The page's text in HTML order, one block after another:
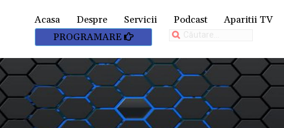
Acasa Despre Servicii Podcast Aparitii TV
PROGRAMARE
Caută